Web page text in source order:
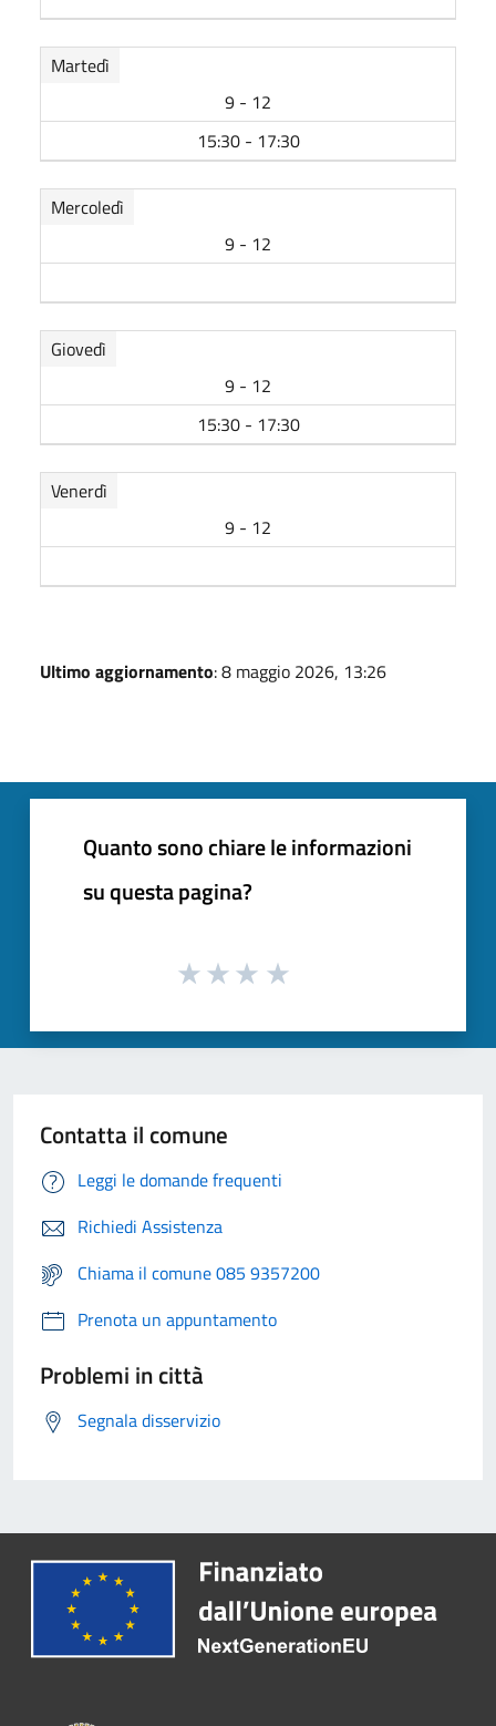
Martedì
9 - 12
15:30 - 17:30
Mercoledì
9 - 12
Giovedì
9 - 12
15:30 - 17:30
Venerdì
9 - 12
Ultimo aggiornamento: 8 maggio 2026, 13:26
Quanto sono chiare le informazioni
su questa pagina?
Contatta il comune
Leggi le domande frequenti
Richiedi Assistenza
Chiama il comune 085 9357200
Prenota un appuntamento
Problemi in città
Segnala disservizio